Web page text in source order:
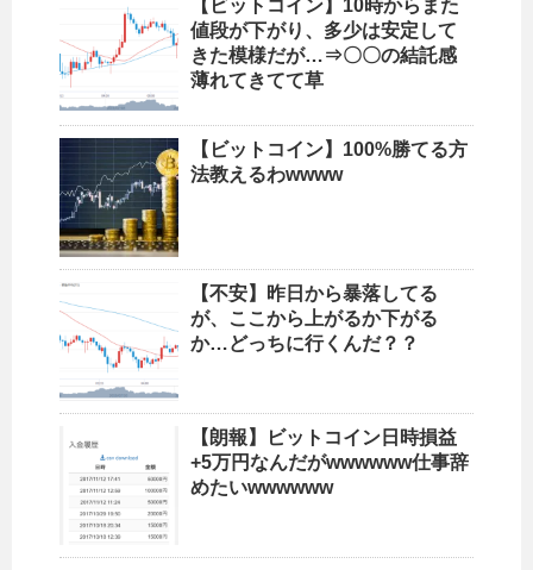
【ビットコイン】10時からまた
値段が下がり、多少は安定して
きた模様だが…⇒〇〇の結託感
薄れてきてて草
【ビットコイン】100%勝てる方
法教えるわwwww
【不安】昨日から暴落してる
が、ここから上がるか下がる
か…どっちに行くんだ？？
【朗報】ビットコイン日時損益
+5万円なんだがwwwwww仕事辞
めたいwwwwww